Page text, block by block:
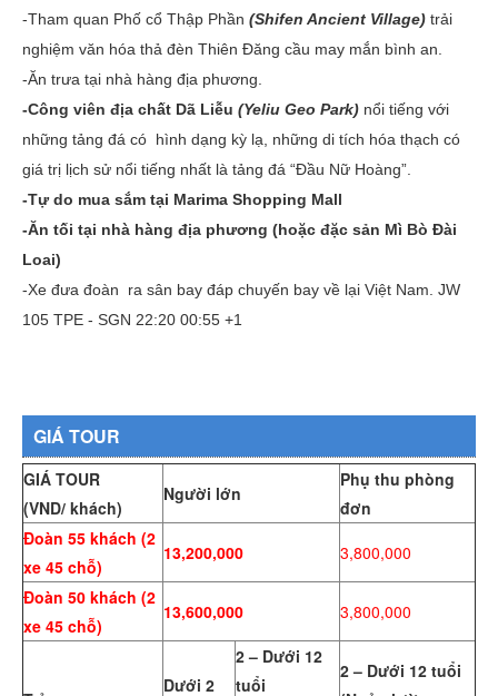
-Tham quan Phố cổ Thập Phần (Shifen Ancient Village) trải
nghiệm văn hóa thả đèn Thiên Đăng cầu may mắn bình an.
-Ăn trưa tại nhà hàng địa phương.
-Công viên địa chất Dã Liễu (Yeliu Geo Park) nổi tiếng với
những tảng đá có hình dạng kỳ lạ, những di tích hóa thạch có
giá trị lịch sử nổi tiếng nhất là tảng đá “Đầu Nữ Hoàng”.
-Tự do mua sắm tại Marima Shopping Mall
-Ăn tối tại nhà hàng địa phương (hoặc đặc sản Mì Bò Đài
Loai)
-Xe đưa đoàn ra sân bay đáp chuyến bay về lại Việt Nam. JW
105 TPE - SGN 22:20 00:55 +1
GIÁ TOUR
GIÁ TOUR
(VND/ khách)
Người lớn
Phụ thu phòng
đơn
Đoàn 55 khách (2
xe 45 chỗ)
13,200,000
3,800,000
Đoàn 50 khách (2
xe 45 chỗ)
13,600,000 3,800,000
Dưới 2
2 – Dưới 12
tuổi
2 – Dưới 12 tuổi